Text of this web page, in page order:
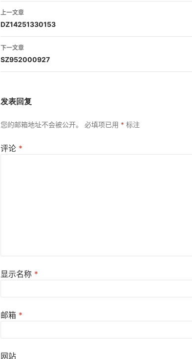
文
章
导
航
上一文章
DZ14251330153
下一文章
SZ952000927
发表回复
您的邮箱地址不会被公开。 必填项已用 * 标注
评论 *
显示名称 *
邮箱 *
网站